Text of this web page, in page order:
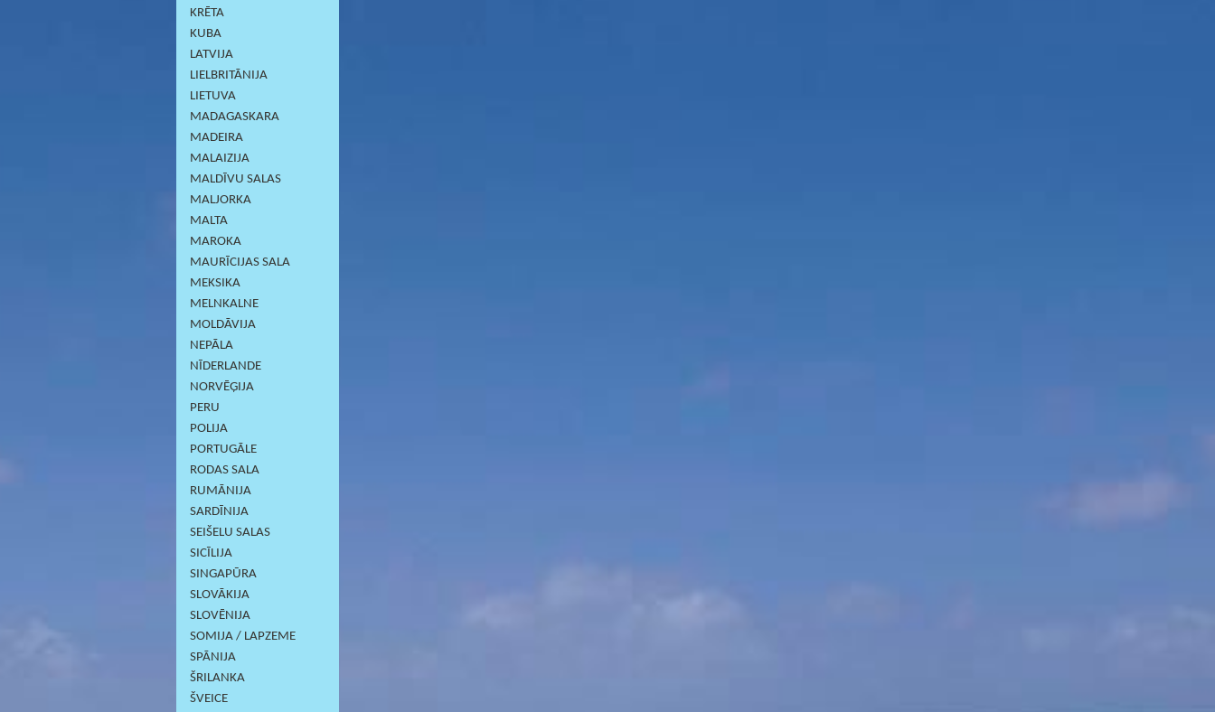
KRĒTA
KUBA
LATVIJA
LIELBRITĀNIJA
LIETUVA
MADAGASKARA
MADEIRA
MALAIZIJA
MALDĪVU SALAS
MALJORKA
MALTA
MAROKA
MAURĪCIJAS SALA
MEKSIKA
MELNKALNE
MOLDĀVIJA
NEPĀLA
NĪDERLANDE
NORVĒĢIJA
PERU
POLIJA
PORTUGĀLE
RODAS SALA
RUMĀNIJA
SARDĪNIJА
SEIŠELU SALAS
SICĪLIJA
SINGAPŪRA
SLOVĀKIJA
SLOVĒNIJA
SOMIJA / LAPZEME
SPĀNIJA
ŠRILANKA
ŠVEICE